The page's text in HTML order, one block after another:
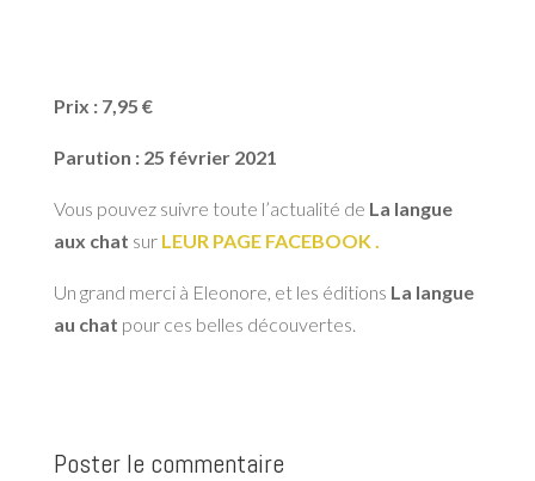
Prix : 7,95 €
Parution : 25 février 2021
Vous pouvez suivre toute l’actualité de La langue
aux chat sur LEUR PAGE FACEBOOK .
Un grand merci à Eleonore, et les éditions La langue
au chat pour ces belles découvertes.
Poster le commentaire